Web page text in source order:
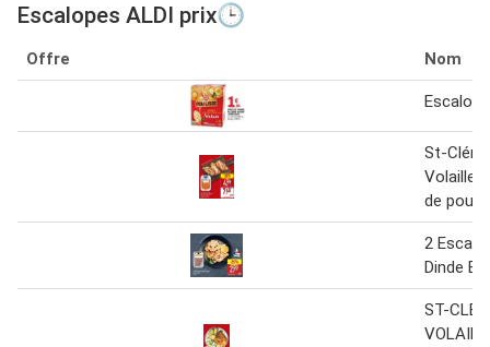
Escalopes ALDI prix🕒
Offre Nom
St-
Volailler
de
2
Dinde
ST-